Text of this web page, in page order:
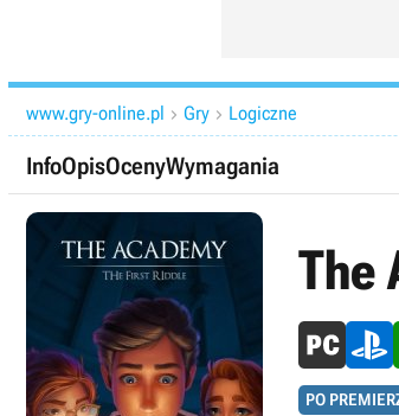
www.gry-online.pl  Gry  Logiczne
InfoOpisOcenyWymagania
The
PO